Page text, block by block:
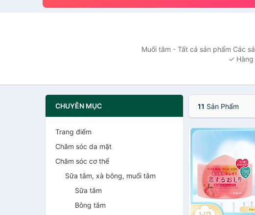
Muối tắm - Tất cả sản phẩm Các
✓ Hàng
CHUYÊN MỤC
Trang điểm
Chăm sóc da mặt
Chăm sóc cơ thể
Sữa tắm, xà bông, muối tắm
Sữa tắm
Bông tắm
11 Sản Phẩm